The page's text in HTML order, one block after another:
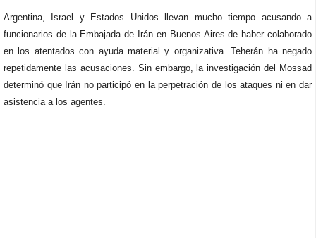
Argentina, Israel y Estados Unidos llevan mucho tiempo acusando a
funcionarios de la Embajada de Irán en Buenos Aires de haber colaborado
en los atentados con ayuda material y organizativa. Teherán ha negado
repetidamente las acusaciones. Sin embargo, la investigación del Mossad
determinó que Irán no participó en la perpetración de los ataques ni en dar
asistencia a los agentes.